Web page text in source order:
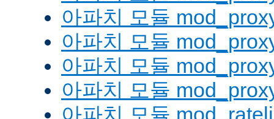
아파치 모듈
아파치 모듈
아파치 모듈
아파치 모듈
아파치 모듈